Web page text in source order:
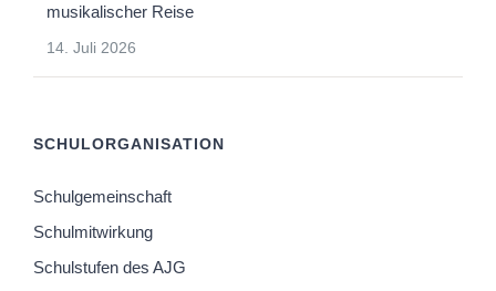
musikalischer Reise
14. Juli 2026
SCHULORGANISATION
Schulgemeinschaft
Schulmitwirkung
Schulstufen des AJG